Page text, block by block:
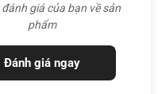
đánh giá của bạn về sản
phẩm
Đánh giá ngay